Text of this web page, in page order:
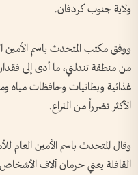
ولاية جنوب كردفان.
ووفق مكتب المتحدث باسم الأمين
غذائية وبطانيات وحافظات
الأكثر تضرراً من النزاع.
وقال المتحدث باسم الأمين العام
القافلة يعني حرمان آلاف